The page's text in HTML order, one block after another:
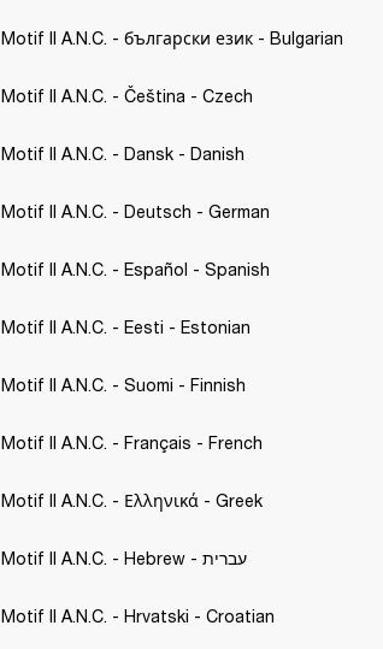
Motif II A.N.C. - български език - Bulgarian
Motif II A.N.C. - Čeština - Czech
Motif II A.N.C. - Dansk - Danish
Motif II A.N.C. - Deutsch - German
Motif II A.N.C. - Español - Spanish
Motif II A.N.C. - Eesti - Estonian
Motif II A.N.C. - Suomi - Finnish
Motif II A.N.C. - Français - French
Motif II A.N.C. - Ελληνικά - Greek
Motif II A.N.C. - Hebrew - עברית
Motif II A.N.C. - Hrvatski - Croatian